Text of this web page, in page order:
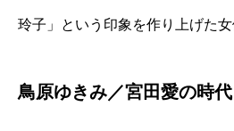
玲子」という印象を作り上げた女
鳥原ゆきみ／宮田愛の時代